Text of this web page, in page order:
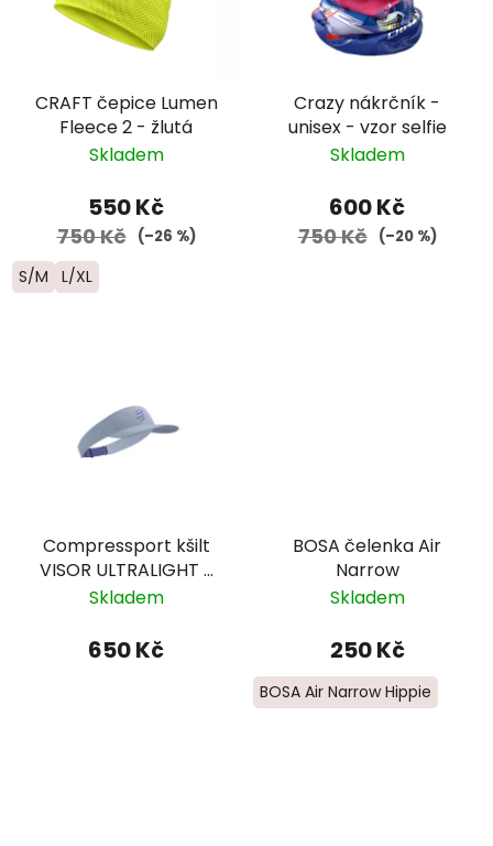
CRAFT čepice Lumen
Fleece 2 - žlutá
Skladem
550 Kč
750 Kč (–26 %)
S/M L/XL
Crazy nákrčník -
unisex - vzor selfie
Skladem
600 Kč
750 Kč (–20 %)
Compressport kšilt
VISOR ULTRALIGHT -
fialová
Skladem
650 Kč
BOSA čelenka Air
Narrow
Skladem
250 Kč
BOSA Air Narrow Hippie